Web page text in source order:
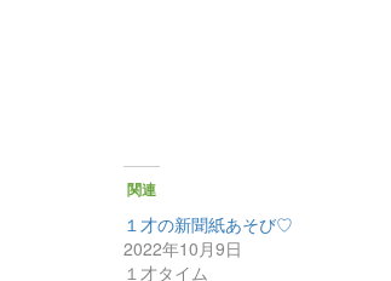
関連
１才の新聞紙あそび♡
2022年10月9日
１才タイム